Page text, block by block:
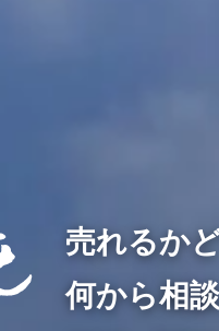
売れるか
何から相